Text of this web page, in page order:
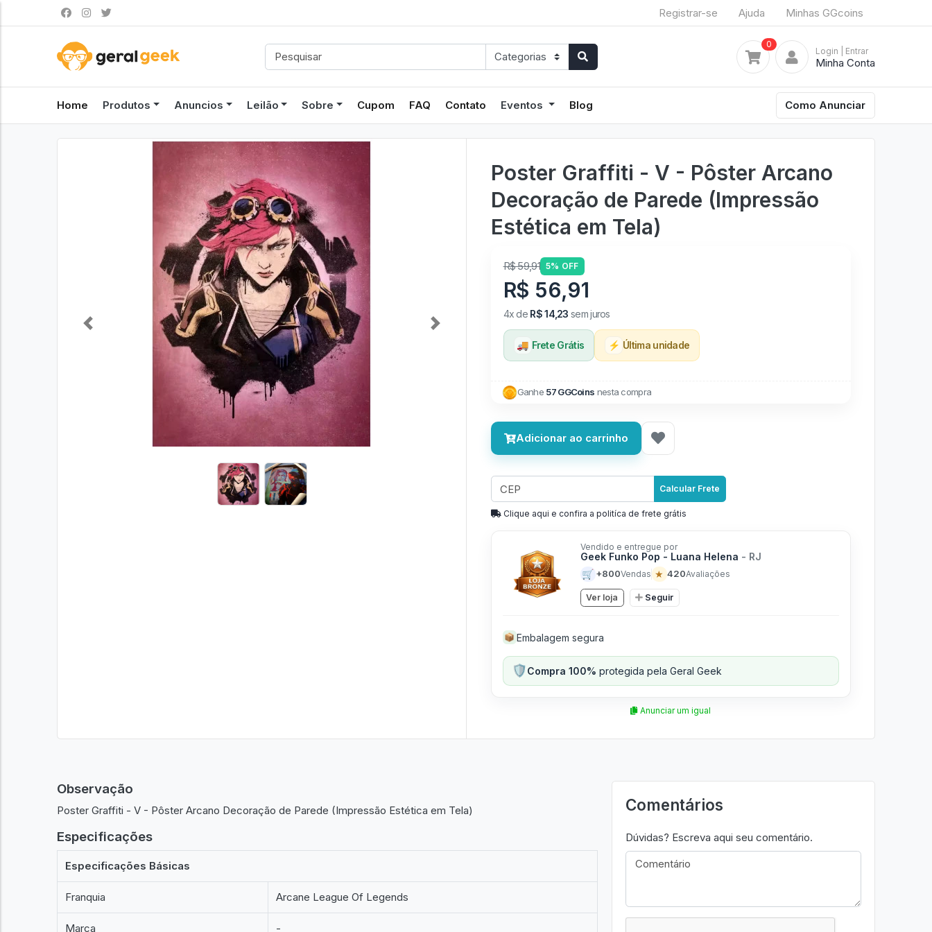
Registrar-se Ajuda Minhas GGcoins
0
Login | Entrar
Minha Conta
Home Produtos Anuncios Leilão Sobre Cupom FAQ Contato Eventos Blog Como Anunciar
Previous Next
Poster Graffiti - V - Pôster Arcano
Decoração de Parede (Impressão
Estética em Tela)
R$ 59,91 5% OFF
R$ 56,91
4x de R$ 14,23 sem juros
🚚 Frete Grátis ⚡ Última unidade
Ganhe 57 GGCoins nesta compra
Adicionar ao carrinho
Calcular Frete
Clique aqui e confira a politíca de frete grátis
Vendido e entregue por
Geek Funko Pop - Luana Helena - RJ
🛒 +800Vendas ★ 420Avaliações
Ver loja Seguir
📦 Embalagem segura
🛡️Compra 100% protegida pela Geral Geek
Anunciar um igual
Observação
Poster Graffiti - V - Pôster Arcano Decoração de Parede (Impressão Estética em Tela)
Especificações
Especificações Básicas
Franquia Arcane League Of Legends
Marca -
Comentários
Dúvidas? Escreva aqui seu comentário.